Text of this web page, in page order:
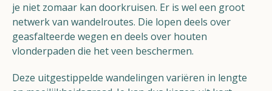
je niet zomaar kan doorkruisen. Er is wel een groot
netwerk van wandelroutes. Die lopen deels over
geasfalteerde wegen en deels over houten
vlonderpaden die het veen beschermen.
Deze uitgestippelde wandelingen variëren in lengte